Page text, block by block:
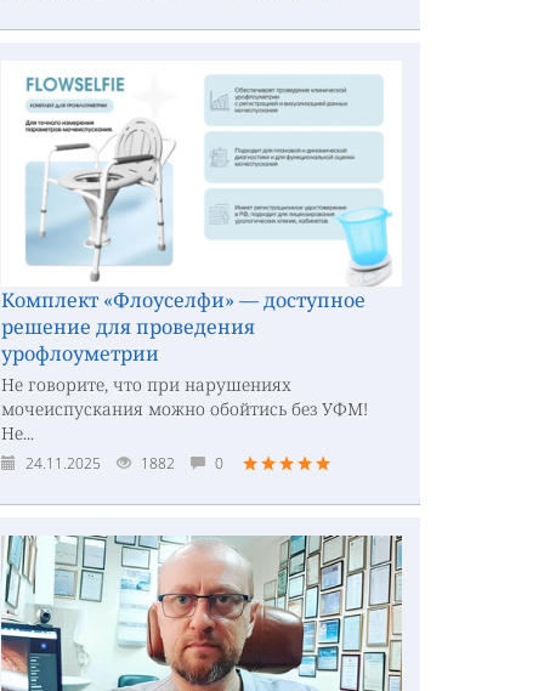
Комплект «Флоуселфи» — доступное
решение для проведения
урофлоуметрии
Не говорите, что при нарушениях
мочеиспускания можно обойтись без УФМ!
Не...
24.11.2025 1882 0